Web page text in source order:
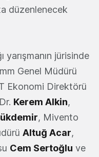
düzenlenecek
yarışmanın jürisinde
Genel Müdürü
Ekonomi Direktörü
Kerem Alkin,
, Mivento
Altuğ Acar,
Cem Sertoğlu ve